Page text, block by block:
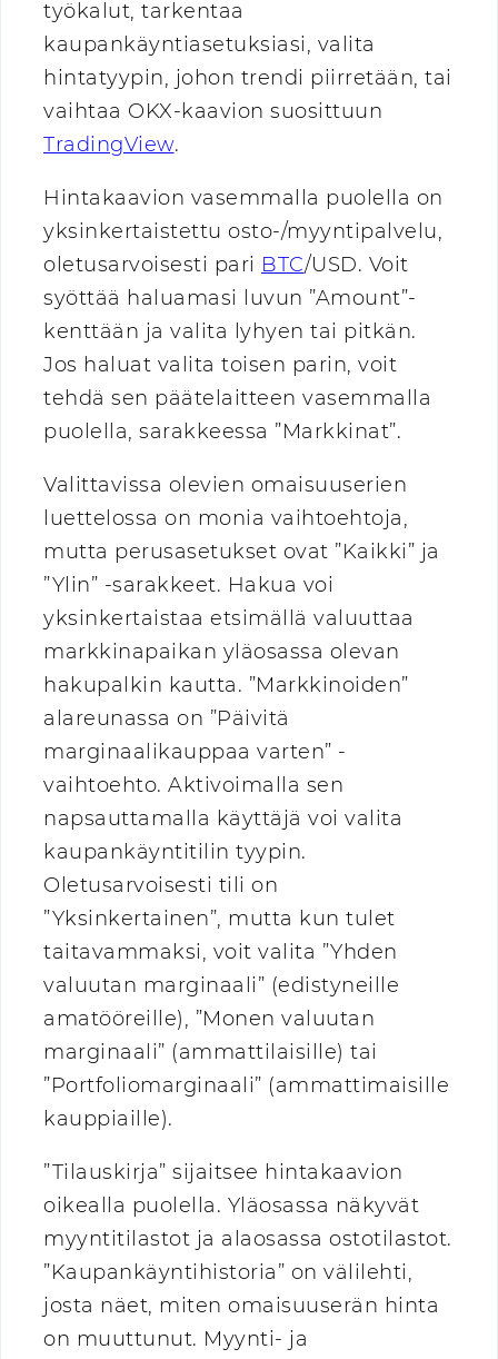
työkalut, tarkentaa
kaupankäyntiasetuksiasi, valita
hintatyypin, johon trendi piirretään, tai
vaihtaa OKX-kaavion suosittuun
TradingView.
Hintakaavion vasemmalla puolella on
yksinkertaistettu osto-/myyntipalvelu,
oletusarvoisesti pari BTC/USD. Voit
syöttää haluamasi luvun ”Amount”-
kenttään ja valita lyhyen tai pitkän.
Jos haluat valita toisen parin, voit
tehdä sen päätelaitteen vasemmalla
puolella, sarakkeessa ”Markkinat”.
Valittavissa olevien omaisuuserien
luettelossa on monia vaihtoehtoja,
mutta perusasetukset ovat ”Kaikki” ja
”Ylin” -sarakkeet. Hakua voi
yksinkertaistaa etsimällä valuuttaa
markkinapaikan yläosassa olevan
hakupalkin kautta. ”Markkinoiden”
alareunassa on ”Päivitä
marginaalikauppaa varten” -
vaihtoehto. Aktivoimalla sen
napsauttamalla käyttäjä voi valita
kaupankäyntitilin tyypin.
Oletusarvoisesti tili on
”Yksinkertainen”, mutta kun tulet
taitavammaksi, voit valita ”Yhden
valuutan marginaali” (edistyneille
amatööreille), ”Monen valuutan
marginaali” (ammattilaisille) tai
”Portfoliomarginaali” (ammattimaisille
kauppiaille).
”Tilauskirja” sijaitsee hintakaavion
oikealla puolella. Yläosassa näkyvät
myyntitilastot ja alaosassa ostotilastot.
”Kaupankäyntihistoria” on välilehti,
josta näet, miten omaisuuserän hinta
on muuttunut. Myynti- ja